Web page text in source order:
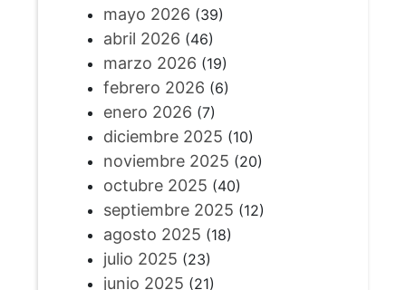
mayo 2026 (39)
abril 2026 (46)
marzo 2026 (19)
febrero 2026 (6)
enero 2026 (7)
diciembre 2025 (10)
noviembre 2025 (20)
octubre 2025 (40)
septiembre 2025 (12)
agosto 2025 (18)
julio 2025 (23)
junio 2025 (21)